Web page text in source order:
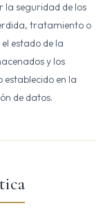
seguridad de los
tratamiento o
estado de la
y los
establecido en la
de datos.